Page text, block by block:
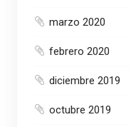
marzo 2020
febrero 2020
diciembre 2019
octubre 2019